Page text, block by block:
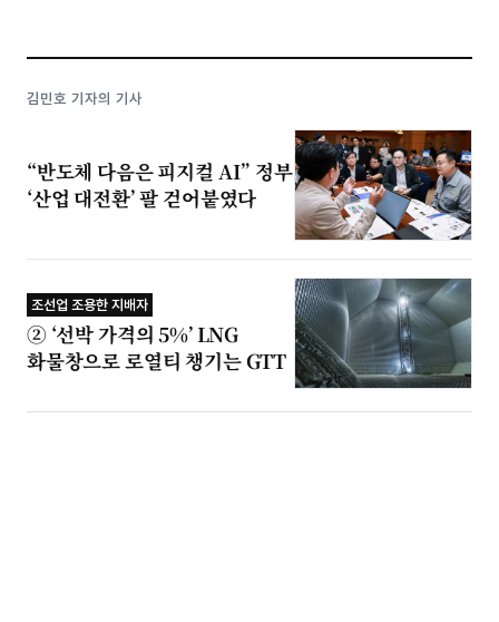
김민호 기자의 기사
“반도체 다음은 피지컬 AI” 정부
‘산업 대전환’ 팔 걷어붙였다
조선업 조용한 지배자
② ‘선박 가격의 5%’ LNG
화물창으로 로열티 챙기는 GTT